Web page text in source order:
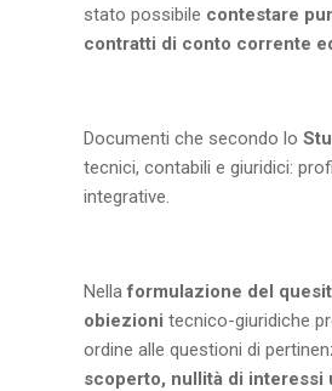
stato possibile contestare
contratti di conto corrente
Documenti che secondo lo
tecnici, contabili e giuridici:
integrative.
Nellaformulazione del
obiezioni tecnico-giuridiche
ordine alle questioni di
scoperto, nullità di interessi